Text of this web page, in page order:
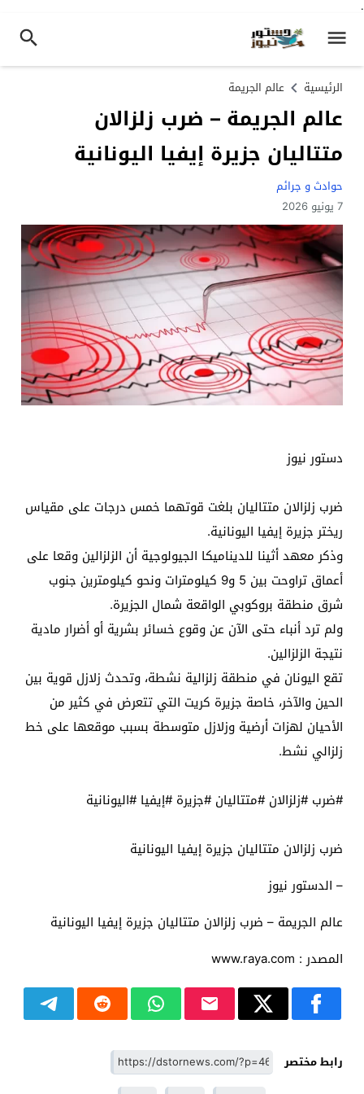
.
الرئيسية عالم الجريمة
عالم الجريمة – ضرب زلزالان
متتاليان جزيرة إيفيا اليونانية
حوادث و جرائم
7 يونيو 2026
دستور نيوز
ضرب زلزالان متتاليان بلغت قوتهما خمس درجات على مقياس
ريختر جزيرة إيفيا اليونانية.
وذكر معهد أثينا للديناميكا الجيولوجية أن الزلزالين وقعا على
أعماق تراوحت بين 5 و9 كيلومترات ونحو كيلومترين جنوب
شرق منطقة بروكوبي الواقعة شمال الجزيرة.
ولم ترد أنباء حتى الآن عن وقوع خسائر بشرية أو أضرار مادية
نتيجة الزلزالين.
تقع اليونان في منطقة زلزالية نشطة، وتحدث زلازل قوية بين
الحين والآخر، خاصة جزيرة كريت التي تتعرض في كثير من
الأحيان لهزات أرضية وزلازل متوسطة بسبب موقعها على خط
زلزالي نشط.
#ضرب #زلزالان #متتاليان #جزيرة #إيفيا #اليونانية
ضرب زلزالان متتاليان جزيرة إيفيا اليونانية
– الدستور نيوز
عالم الجريمة – ضرب زلزالان متتاليان جزيرة إيفيا اليونانية
المصدر : www.raya.com
رابط مختصر